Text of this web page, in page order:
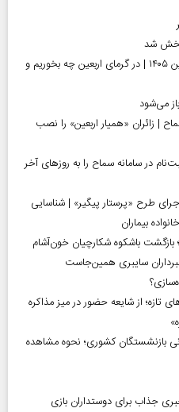
شد
توصیه‌های تغذیه‌ای برای زائران اربعین ۱۴۰۵ | در گرمای اربعین چه بخوریم و
| زائران «همیار اربعین» را نصب
۱۴۰۵ بخوانند | ثبت‌نام در سامانه سماح را به روز‌های آخر
اجرای طرح «پرستار پیگیر» | شناسایی
سایبری همین‌جاست
از شایعه حضور در میز مذاکره
۷۵ میلیون تومانی بازنشستگان کشوری؛ نحوه مشاهده